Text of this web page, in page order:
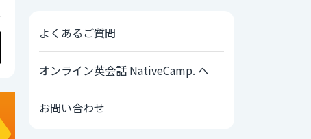
よくあるご質問
オンライン英会話 NativeCamp. へ
お問い合わせ